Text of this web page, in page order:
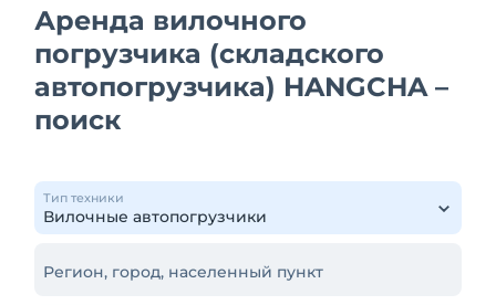
Аренда вилочного
погрузчика (складского
автопогрузчика) HANGCHA –
поиск
Тип техники
Регион, город, населенный пункт